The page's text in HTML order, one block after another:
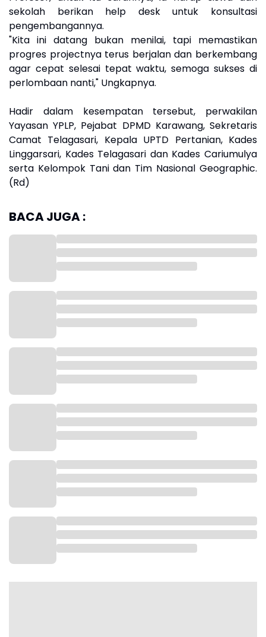
sekolah berikan help desk untuk konsultasi
pengembangannya.
"Kita ini datang bukan menilai, tapi memastikan
progres projectnya terus berjalan dan berkembang
agar cepat selesai tepat waktu, semoga sukses di
perlombaan nanti," Ungkapnya.
Hadir dalam kesempatan tersebut, perwakilan
Yayasan YPLP, Pejabat DPMD Karawang, Sekretaris
Camat Telagasari, Kepala UPTD Pertanian, Kades
Linggarsari, Kades Telagasari dan Kades Cariumulya
serta Kelompok Tani dan Tim Nasional Geographic.
(Rd)
BACA JUGA :